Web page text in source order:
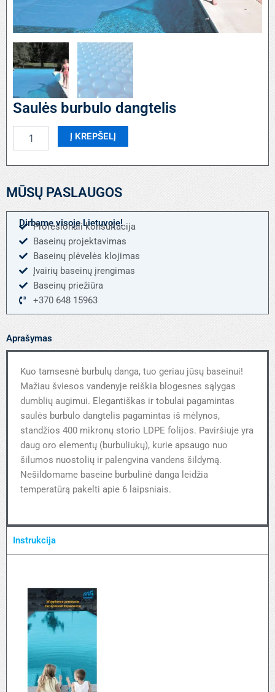
Saulės burbulo dangtelis
kiekis:
burbulo
Į KREPŠELĮ
MŪSŲ PASLAUGOS
Dirbame visoje Lietuvoje!
Profesionali konsultacija
Baseinų projektavimas
Baseinų plėvelės klojimas
Įvairių baseinų įrengimas
Baseinų priežiūra
+370 648 15963
Aprašymas
Kuo tamsesnė burbulų danga, tuo geriau jūsų baseinui!
Mažiau šviesos vandenyje reiškia blogesnes sąlygas
dumblių augimui. Elegantiškas ir tobulai pagamintas
saulės burbulo dangtelis pagamintas iš mėlynos,
standžios 400 mikronų storio LDPE folijos. Paviršiuje yra
daug oro elementų (burbuliukų), kurie apsaugo nuo
šilumos nuostolių ir palengvina vandens šildymą.
Nešildomame baseine burbulinė danga leidžia
temperatūrą pakelti apie 6 laipsniais.
Instrukcija